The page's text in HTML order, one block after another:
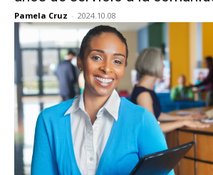
Pamela Cruz - 2024.10.08